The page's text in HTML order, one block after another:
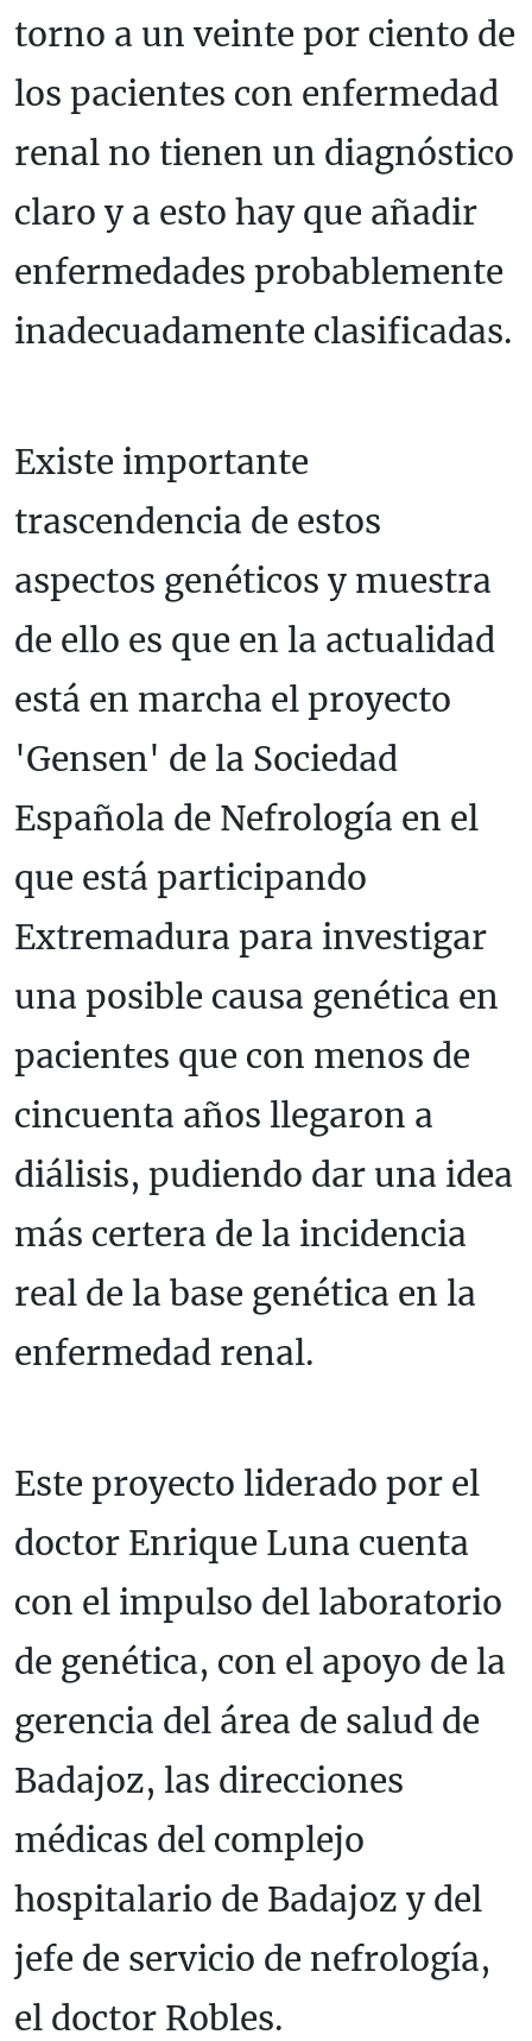
torno a un veinte por ciento de
los pacientes con enfermedad
renal no tienen un diagnóstico
claro y a esto hay que añadir
enfermedades probablemente
inadecuadamente clasificadas.
Existe importante
trascendencia de estos
aspectos genéticos y muestra
de ello es que en la actualidad
está en marcha el proyecto
'Gensen' de la Sociedad
Española de Nefrología en el
que está participando
Extremadura para investigar
una posible causa genética en
pacientes que con menos de
cincuenta años llegaron a
diálisis, pudiendo dar una idea
más certera de la incidencia
real de la base genética en la
enfermedad renal.
Este proyecto liderado por el
doctor Enrique Luna cuenta
con el impulso del laboratorio
de genética, con el apoyo de la
gerencia del área de salud de
Badajoz, las direcciones
médicas del complejo
hospitalario de Badajoz y del
jefe de servicio de nefrología,
el doctor Robles.